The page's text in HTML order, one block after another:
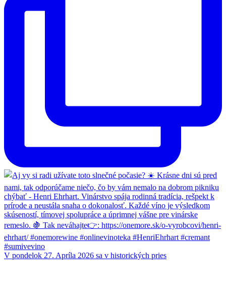
V pondelok 27. Apríla 2026 sa v historických pries